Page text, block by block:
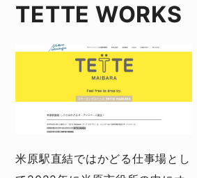
TETTE WORKS
米原駅直結ではかどる仕事場とし